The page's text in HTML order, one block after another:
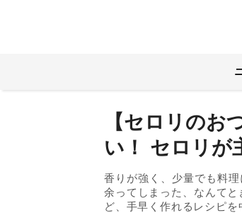
【セロリのお
い！ セロリが
香りが強く、少量でも料
余ってしまった、なんて
ど、手早く作れるレシピを